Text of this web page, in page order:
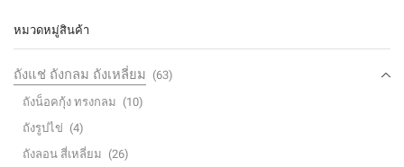
หมวดหมู่สินค้า
ถังแช่ ถังกลม ถังเหลี่ยม (63)
ถังน็อคกุ้ง ทรงกลม (10)
ถังรูปไข่ (4)
ถังลอน สี่เหลี่ยม (26)